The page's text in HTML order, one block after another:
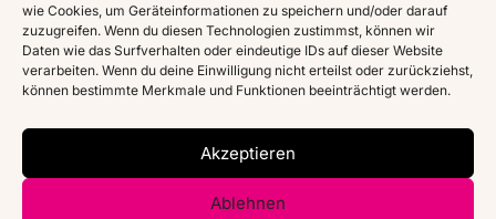
wie Cookies, um Geräteinformationen zu speichern und/oder darauf
zuzugreifen. Wenn du diesen Technologien zustimmst, können wir
Daten wie das Surfverhalten oder eindeutige IDs auf dieser Website
verarbeiten. Wenn du deine Einwilligung nicht erteilst oder zurückziehst,
können bestimmte Merkmale und Funktionen beeinträchtigt werden.
Akzeptieren
Ablehnen